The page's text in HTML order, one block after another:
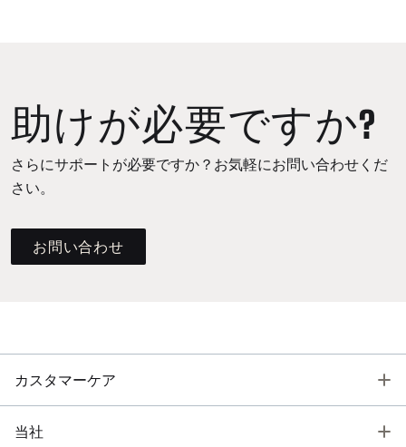
助けが必要ですか?
さらにサポートが必要ですか？お気軽にお問い合わせくだ
さい。
お問い合わせ
カスタマーケア
当社